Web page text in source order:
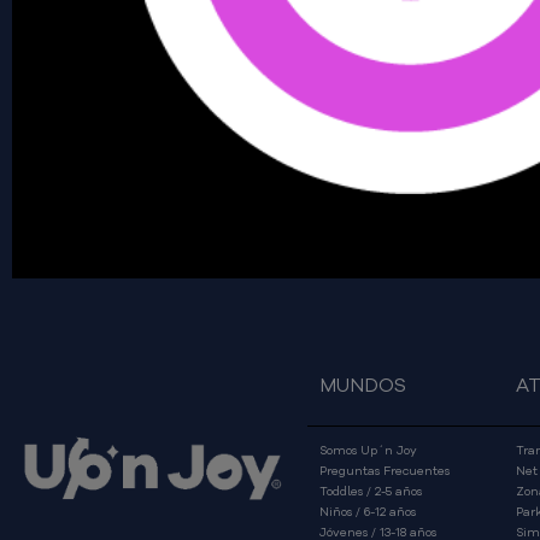
MUNDOS
Somos Up´n Joy
Preguntas Frecuentes
Toddles / 2-5 años
Niños / 6-12 años
Jóvenes / 13-18 años
Net